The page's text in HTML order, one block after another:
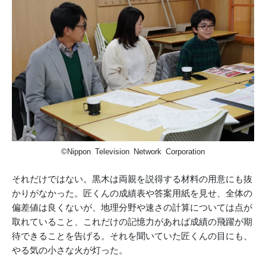
©Nippon Television Network Corporation
それだけではない。黒木は両親を説得する材料の用意にも抜
かりがなかった。匠くんの成績表や答案用紙を見せ、全体の
偏差値は良くないが、地理分野や速さの計算については点が
取れていること、これだけの記憶力があれば成績の飛躍が期
待できることを告げる。それを聞いていた匠くんの目にも、
やる気の小さな火が灯った。